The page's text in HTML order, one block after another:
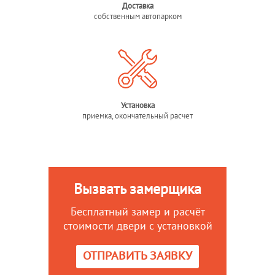
Доставка
собственным автопарком
Установка
приемка, окончательный расчет
Вызвать замерщика
Бесплатный замер и расчёт
стоимости двери с установкой
ОТПРАВИТЬ ЗАЯВКУ